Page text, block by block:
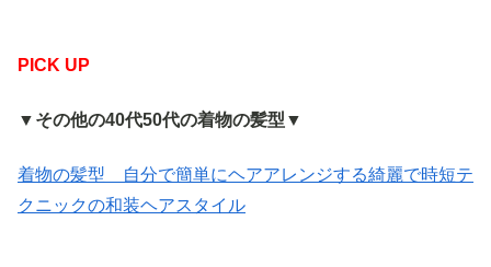
PICK UP
▼ その他の40代50代の着物の髪型▼
着物の髪型 自分で簡単にヘアアレンジする綺麗で時短テ
クニックの和装ヘアスタイル